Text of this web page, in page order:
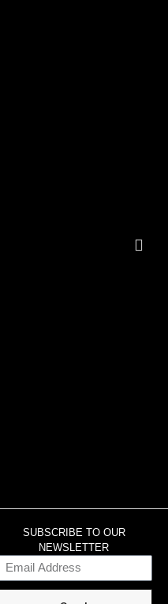
SUBSCRIBE TO OUR
NEWSLETTER
Email